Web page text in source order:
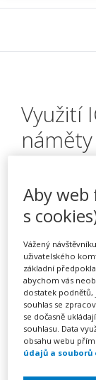
Využití
Pořádá
TERMÍN
na klíč
MÍSTO
Celá ČR
Aby web
s
Vážený
uživatelského
základní
abychom vás
dostatek
souhlas se
se dočasně
souhlasu. Data
obsahu webu
údajů a souborů